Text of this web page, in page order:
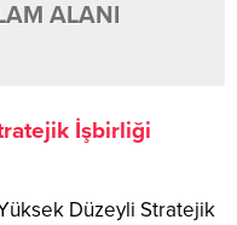
ALANI
İşbirliği
Düzeyli Stratejik